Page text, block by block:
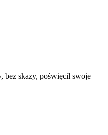
skazy, poświęcił swoje